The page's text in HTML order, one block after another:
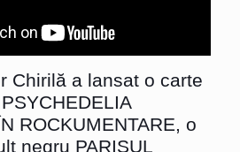
Chirilă a lansat o carte
ROCKUMENTARE, o
negru PARISUL